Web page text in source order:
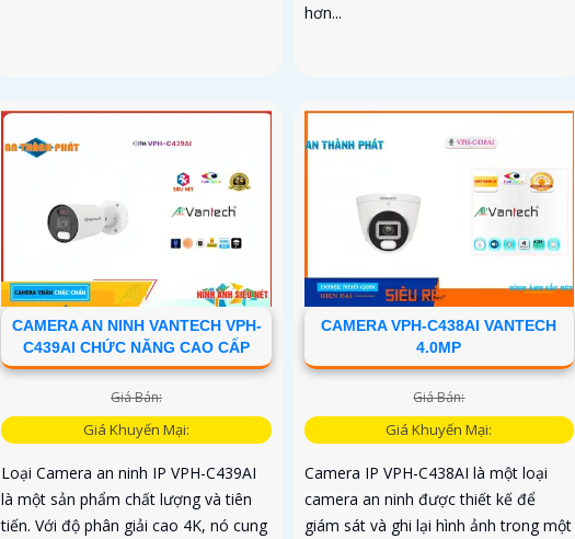
hơn...
CAMERA AN NINH VANTECH VPH-
C439AI CHỨC NĂNG CAO CẤP
Giá Bán:
Giá Khuyến Mại:
Loại Camera an ninh IP VPH-C439AI
là một sản phẩm chất lượng và tiên
tiến. Với độ phân giải cao 4K, nó cung
CAMERA VPH-C438AI VANTECH
4.0MP
Giá Bán:
Giá Khuyến Mại:
Camera IP VPH-C438AI là một loại
camera an ninh được thiết kế để
giám sát và ghi lại hình ảnh trong một